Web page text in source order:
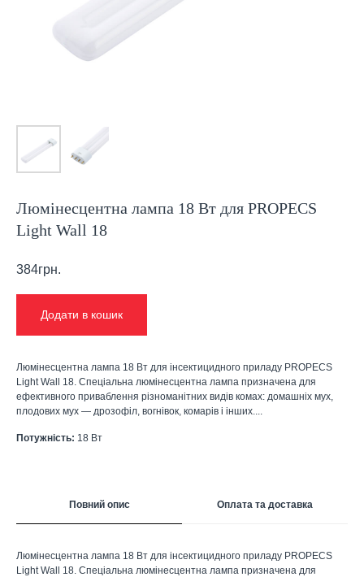
Люмінесцентна лампа 18 Вт для PROPECS
Light Wall 18
384грн.
Додати в кошик
Люмінесцентна лампа 18 Вт для інсектицидного приладу PROPECS
Light Wall 18. Спеціальна люмінесцентна лампа призначена для
ефективного приваблення різноманітних видів комах: домашніх мух,
плодових мух — дрозофіл, вогнівок, комарів і інших....
Потужність: 18 Вт
Повний опис Оплата та доставка
Люмінесцентна лампа 18 Вт для інсектицидного приладу PROPECS
Light Wall 18. Спеціальна люмінесцентна лампа призначена для